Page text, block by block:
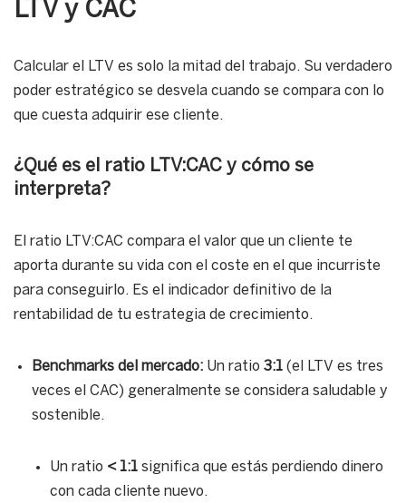
LTV y CAC
Calcular el LTV es solo la mitad del trabajo. Su verdadero
poder estratégico se desvela cuando se compara con lo
que cuesta adquirir ese cliente.
¿Qué es el ratio LTV:CAC y cómo se
interpreta?
El ratio LTV:CAC compara el valor que un cliente te
aporta durante su vida con el coste en el que incurriste
para conseguirlo. Es el indicador definitivo de la
rentabilidad de tu estrategia de crecimiento.
Benchmarks del mercado: Un ratio 3:1 (el LTV es tres
veces el CAC) generalmente se considera saludable y
sostenible.
Un ratio < 1:1 significa que estás perdiendo dinero
con cada cliente nuevo.